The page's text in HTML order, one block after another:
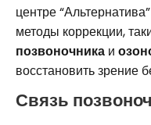
центре
методы коррекции,
позвоночника и
восстановить зрение
Связь